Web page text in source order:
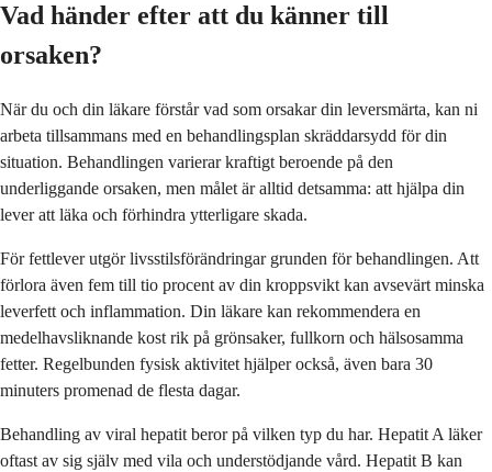
Vad händer efter att du känner till
orsaken?
När du och din läkare förstår vad som orsakar din leversmärta, kan ni
arbeta tillsammans med en behandlingsplan skräddarsydd för din
situation. Behandlingen varierar kraftigt beroende på den
underliggande orsaken, men målet är alltid detsamma: att hjälpa din
lever att läka och förhindra ytterligare skada.
För fettlever utgör livsstilsförändringar grunden för behandlingen. Att
förlora även fem till tio procent av din kroppsvikt kan avsevärt minska
leverfett och inflammation. Din läkare kan rekommendera en
medelhavsliknande kost rik på grönsaker, fullkorn och hälsosamma
fetter. Regelbunden fysisk aktivitet hjälper också, även bara 30
minuters promenad de flesta dagar.
Behandling av viral hepatit beror på vilken typ du har. Hepatit A läker
oftast av sig själv med vila och understödjande vård. Hepatit B kan